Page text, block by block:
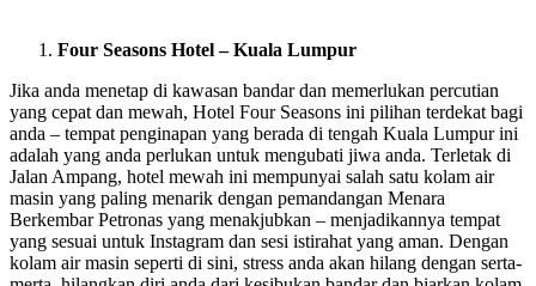
Four Seasons Hotel – Kuala Lumpur
Jika anda menetap di kawasan bandar dan memerlukan percutian
yang cepat dan mewah, Hotel Four Seasons ini pilihan terdekat bagi
anda – tempat penginapan yang berada di tengah Kuala Lumpur ini
adalah yang anda perlukan untuk mengubati jiwa anda. Terletak di
Jalan Ampang, hotel mewah ini mempunyai salah satu kolam air
masin yang paling menarik dengan pemandangan Menara
Berkembar Petronas yang menakjubkan – menjadikannya tempat
yang sesuai untuk Instagram dan sesi istirahat yang aman. Dengan
kolam air masin seperti di sini, stress anda akan hilang dengan serta-